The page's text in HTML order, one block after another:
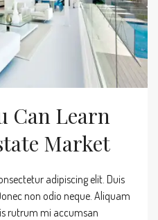
Can Learn
Market
adipiscing elit. Duis
non odio neque. Aliquam
rutrum mi accumsan